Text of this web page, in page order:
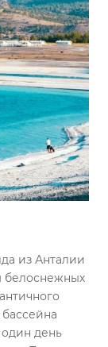
из Анталии
белоснежных
один день